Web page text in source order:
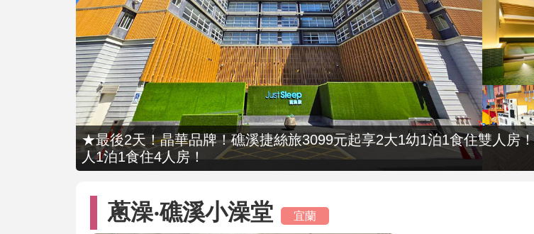
★最後2天！晶華品牌！礁溪捷絲旅3099元起享2大1幼1泊1食住雙人房
人1泊1食住4人房！
蔥澡‧礁溪小澡堂 宜蘭